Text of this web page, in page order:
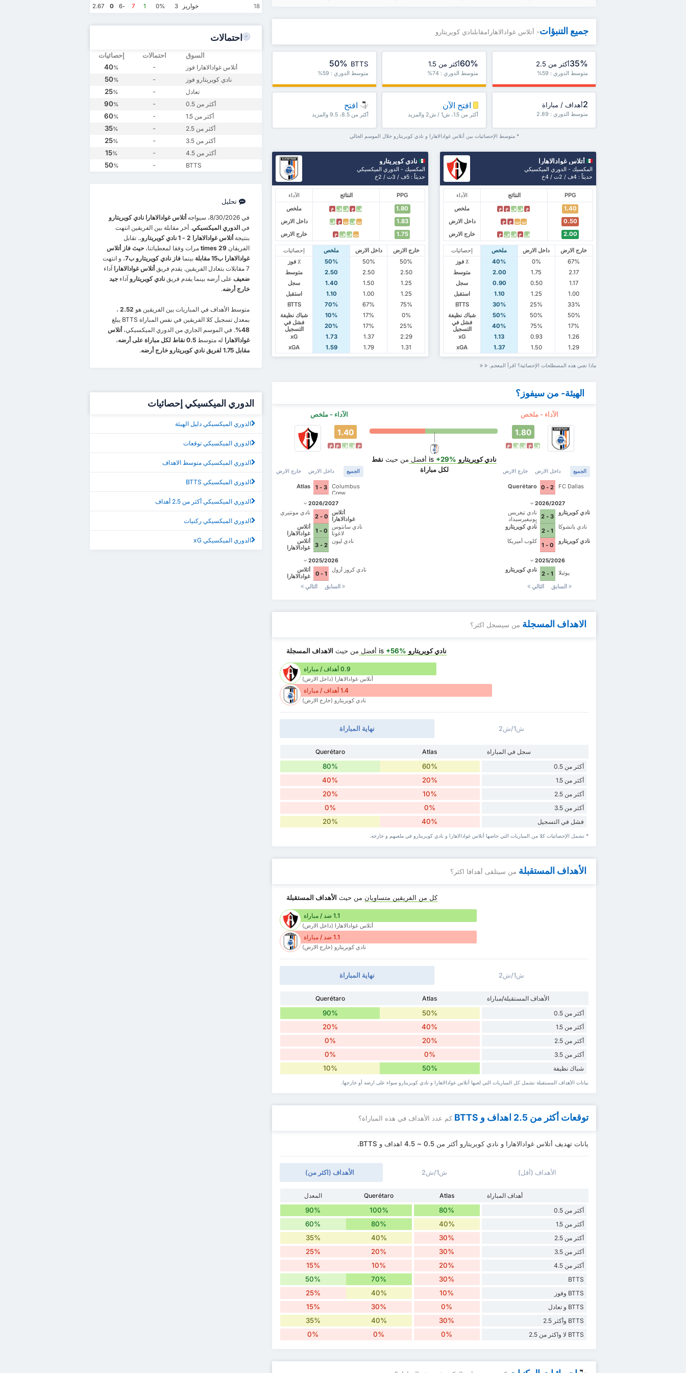
جميع التنبؤات- أتلاس غوادالاهارامقابلنادي كويريتارو
35%أكثر من 2.5
متوسط الدوري : 59%
60%أكثر من 1.5
متوسط الدوري : 74%
50% BTTS
متوسط الدوري : 59%
2أهداف / مباراة
متوسط الدوري : 2.89
افتح الآن
أكثر من 1.5، ش1 / ش2 والمزيد
افتح
أكثر من 8.5، 9.5 والمزيد
* متوسط الإحصائيات بين أتلاس غوادالاهارا و نادي كويريتارو خلال الموسم الحالي
أتلاس غوادالاهارا
المكسيك - الدوري الميكسيكي
حديثاً : 4ف / 2ت / 4خ
الآداء النتائج
PPG
ملخص
خ ف ف خ خ
1.40
داخل الارض
ت ت خ خ
0.50
خارج الارض
ف خ ف ف خ 2.00
إحصائيات ملخص داخل الارض
خارج الارض
٪ فوز
40% 0%
67%
متوسط
2.00 1.75
2.17
سجل
0.90 0.50
1.17
استقبل
1.10 1.25
1.00
BTTS
30% 25%
33%
شباك نظيفة
50% 50%
50%
فشل في
التسجيل
40% 75%
17%
xG
1.13 0.93
1.26
xGA
1.37 1.50 1.29
نادي كويريتارو
المكسيك - الدوري الميكسيكي
حديثاً : 5ف / 3ت / 2خ
الآداء النتائج
PPG
ملخص
ف خ ف ف خ
1.80
داخل الارض
ت ف ت خ ف
1.83
خارج الارض
ت ف ف خ 1.75
إحصائيات ملخص داخل الارض
خارج الارض
٪ فوز
50% 50%
50%
متوسط
2.50 2.50
2.50
سجل
1.40 1.50
1.25
استقبل
1.10 1.00
1.25
BTTS
70% 67%
75%
شباك نظيفة
10% 17%
0%
فشل في
التسجيل
20% 17%
25%
xG
1.73 1.37
2.29
xGA
1.59 1.79 1.31
ماذا تعني هذه المصطلحات الإحصائية؟ اقرأ المعجم.
الهيئة- من سيفوز؟
الآداء - ملخص الآداء - ملخص
1.40
خ ف ف خ خ
الجميع داخل الارض خارج الارض
Atlas 3 - 1
Columbus
Crew
2026/2027
نادي مونتيري
0 - 2
أتلاس
غوادالاهارا
أتلاس
غوادالاهارا
0 - 1
نادي سانتوس
لاغونا
أتلاس
غوادالاهارا
2 - 3
نادي ليون
2025/2026
أتلاس
غوادالاهارا
1 - 0
نادي كروز أزول
السابق التالي
نادي كويريتارو +29% أفضل من حيث نقط
لكل مباراة
1.80
ف خ ف ف خ
الجميع داخل الارض خارج الارض
Querétaro 2 - 0 FC Dallas
2026/2027
نادي تيغريس
يونيفيرسيداد
أوتونوما دي
نويفو ليون
3 - 2
نادي كويريتارو
نادي كويريتارو
1 - 2
نادي باتشوكا
كلوب أميريكا
0 - 1
نادي كويريتارو
2025/2026
نادي كويريتارو
1 - 2
پوئبلا
السابق
التالي
الاهداف المسجلة من سيسجل اكثر؟
نادي كويريتارو +56% أفضل من حيث الاهداف المسجلة
0.9 أهداف / مباراة
أتلاس غوادالاهارا (داخل الارض)
1.4 أهداف / مباراة
نادي كويريتارو (خارج الارض)
نهاية المباراة ش1/ش2
سجل في المباراة Atlas
Querétaro
أكثر من 0.5
60%
80%
أكثر من 1.5 20%
40%
أكثر من 2.5 10%
20%
أكثر من 3.5 0%
0%
فشل في التسجيل 40%
20%
* تشمل الإحصائيات كلا من المباريات التي خاضها أتلاس غوادالاهارا و نادي كويريتارو في ملعبهم و خارجه.
الأهداف المستقبلة من سيتلقى أهدافا اكثر؟
كل من الفريقين متساويان من حيث الأهداف المستقبلة
1.1 ضد / مباراة
أتلاس غوادالاهارا (داخل الارض)
1.1 ضد / مباراة
نادي كويريتارو (خارج الارض)
نهاية المباراة ش1/ش2
الأهداف المستقبلة/مباراة Atlas
Querétaro
أكثر من 0.5
50%
90%
أكثر من 1.5 40%
20%
أكثر من 2.5 20%
0%
أكثر من 3.5 0%
0%
شباك نظيفة 50%
10%
بيانات الأهداف المستقبلة تشمل كل المباريات التي لعبها أتلاس غوادالاهارا و نادي كويريتارو سواء ‏على ارضه أو خارجها.
توقعات أكثر من 2.5 اهداف و BTTS كم عدد الأهداف في هذه المباراة؟
يانات تهديف أتلاس غوادالاهارا و نادي كويريتارو أكثر من 0.5 ~ 4.5 اهداف و BTTS.
الأهداف (اكثر من) ش1/ش2 الأهداف (أقل)
أهداف المباراة Atlas
Querétaro
المعدل
أكثر من 0.5
80%
100%
90%
أكثر من 1.5 40%
80%
60%
أكثر من 2.5 30%
40%
35%
أكثر من 3.5 30%
20%
25%
أكثر من 4.5 20%
10%
15%
BTTS
30%
70%
50%
BTTS وفوز 10%
40%
25%
BTTS و تعادل 0%
30%
15%
BTTS وأكثر 2.5 30%
40%
35%
BTTS لا واكثر من 2.5 0%
0%
0%
18
خواريز 3
0%
1
7
-6
0
2.67
احتمالات
السوق احتمالات إحصائيات
أتلاس غوادالاهارا فوز -
40%
نادي كويريتارو فوز -
50%
تعادل -
25%
أكثر من 0.5 -
90%
أكثر من 1.5 -
60%
أكثر من 2.5 -
35%
أكثر من 3.5 -
25%
أكثر من 4.5 -
15%
BTTS
-
50%
تحليل
في 8/30/2026، سيواجه أتلاس غوادالاهارا نادي كويريتارو
في الدوري الميكسيكي. أخر مقابلة بين الفريقين انتهت
بنتيجة أتلاس غوادالاهارا 2 - 1 نادي كويريتارو.
. تقابل
الفريقان 29 times مرات وفقا لمعطياتنا، حيث فاز أتلاس
غوادالاهارا ب15 مقابلة
بينما فاز نادي كويريتارو ب7 ، و انتهت
7 مقابلات بتعادل الفريقين. يقدم فريق
أتلاس غوادالاهارا آداء
ضعيف على أرضه بينما يقدم فريق نادي كويريتارو آداء جيد
خارج أرضه.
متوسط الأهداف في المباريات بين الفريقين هو 2.52 ،
بمعدل تسجيل كلا الفريقين في نفس المباراة BTTS يبلغ
48%
. في الموسم الجاري من الدوري الميكسيكي، أتلاس
غوادالاهارا له متوسط 0.5 نقاط لكل مباراة على أرضه
،
مقابل 1.75 لفريق نادي كويريتارو خارج أرضه
.
الدوري الميكسيكي إحصائيات
الدوري الميكسيكي دليل الهيئة
الدوري الميكسيكي توقعات
الدوري الميكسيكي متوسط الاهداف
الدوري الميكسيكي BTTS
الدوري الميكسيكي أكثر من 2.5 أهداف
الدوري الميكسيكي ركنيات
الدوري الميكسيكي xG